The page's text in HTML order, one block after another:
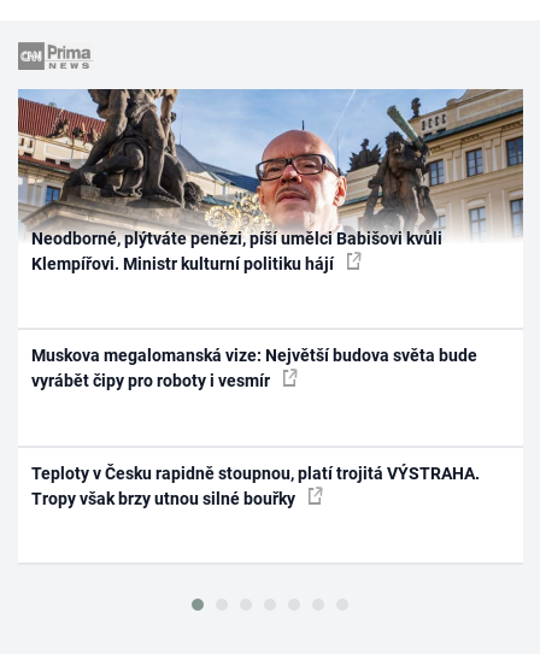
Neodborné, plýtváte penězi, píší umělci Babišovi kvůli
Klempířovi. Ministr kulturní politiku hájí
Muskova megalomanská vize: Největší budova světa bude
vyrábět čipy pro roboty i vesmír
Teploty v Česku rapidně stoupnou, platí trojitá VÝSTRAHA.
Tropy však brzy utnou silné bouřky